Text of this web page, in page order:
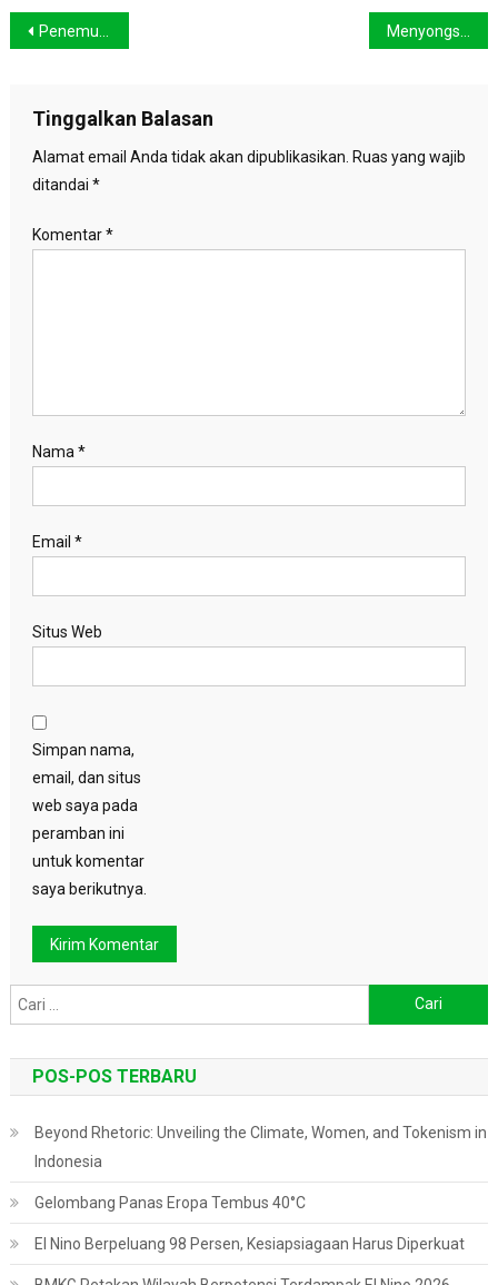
Navigasi
Penemuan Baru Ungkap Matahari Diduga Miliki Pusaran Polar Mirip Bumi
Tinggalkan Balasan
Alamat email Anda tidak akan dipublikasikan. Ruas yang wajib
ditandai *
Komentar*
Nama *
Email *
Situs Web
Simpan nama,
email, dan situs
web saya pada
peramban ini
untuk komentar
saya berikutnya.
untuk:
POS-POS TERBARU
Beyond Rhetoric: Unveiling the Climate, Women, and Tokenism in
Indonesia
Gelombang Panas Eropa Tembus 40°C
El Nino Berpeluang 98 Persen, Kesiapsiagaan Harus Diperkuat